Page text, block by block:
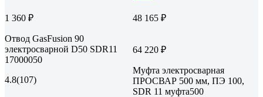
1 360 ₽
Отвод GasFusion 90
электросварной D50 SDR11
17000050
4.8(107)
48 165 ₽
64 220 ₽
Муфта электросварная
ПРОСВАР 500 мм, ПЭ 100,
SDR 11 муфта500